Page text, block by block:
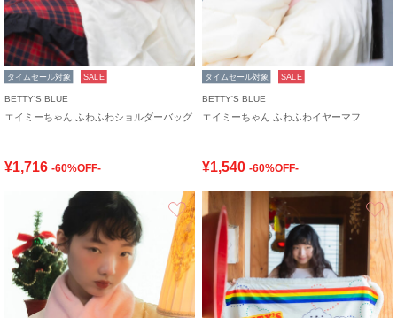
タイムセール対象 SALE
BETTY'S BLUE
エイミーちゃん ふわふわショルダーバッグ
¥1,716 -60%OFF-
タイムセール対象 SALE
BETTY'S BLUE
エイミーちゃん ふわふわイヤーマフ
¥1,540 -60%OFF-
お気に入り